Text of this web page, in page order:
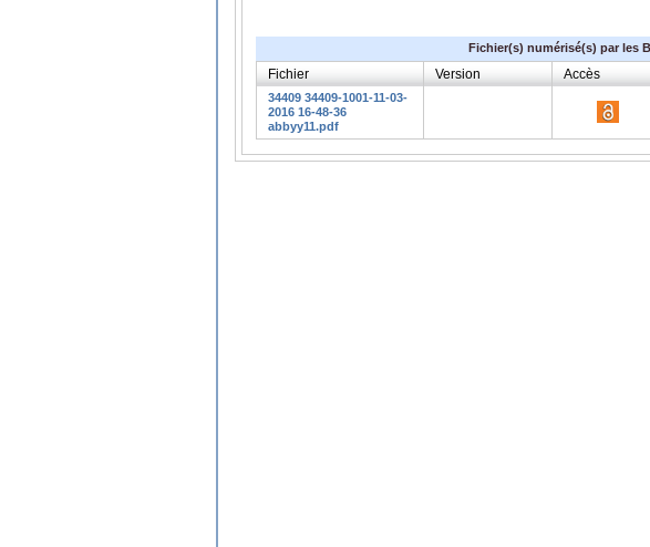
Fichier(s) numérisé(s) par les
Fichier Version Accès
34409 34409-1001-11-03-
2016 16-48-36
abbyy11.pdf